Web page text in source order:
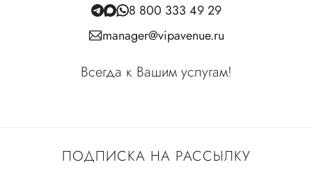
ПОДПИСКА НА РАССЫЛКУ
8 800 333 49 29
manager@vipavenue.ru
Всегда к Вашим услугам!